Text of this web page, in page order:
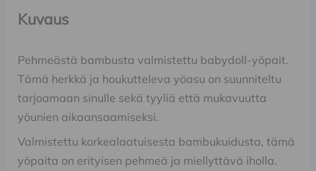
Kuvaus
Pehmeästä bambusta valmistettu babydoll-yöpait.
Tämä herkkä ja houkutteleva yöasu on suunniteltu
tarjoamaan sinulle sekä tyyliä että mukavuutta
yöunien aikaansaamiseksi.
Valmistettu korkealaatuisesta bambukuidusta, tämä
yöpaita on erityisen pehmeä ja miellyttävä iholla.